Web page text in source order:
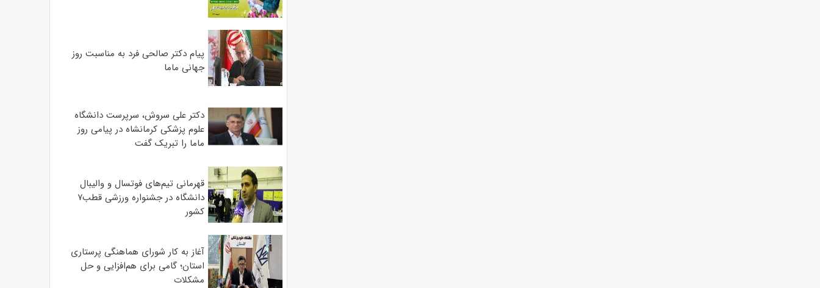
پیام دکتر صالحی فرد به مناسبت روز
جهانی ماما
دکتر علی سروش، سرپرست دانشگاه
علوم پزشکی کرمانشاه در پیامی روز
ماما را تبریک گفت
قهرمانی تیم‌های فوتسال و والیبال
دانشگاه در جشنواره ورزشی قطب۷
کشور
آغاز به کار شورای هماهنگی پرستاری
استان؛ گامی برای هم‌افزایی و حل
مشکلات